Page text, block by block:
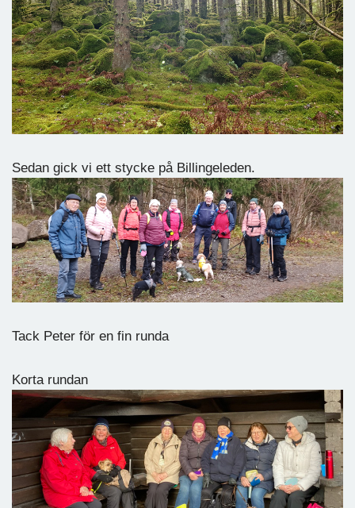
Sedan gick vi ett stycke på Billingeleden.
Tack Peter för en fin runda
Korta rundan